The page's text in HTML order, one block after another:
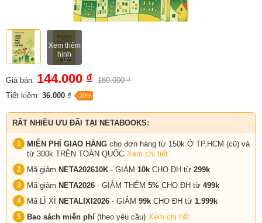
Xem thêm
hình
Giá bán: 144.000 ₫ 180.000 ₫
Tiết kiệm: 36.000 ₫ -20%
RẤT NHIỀU ƯU ĐÃI TẠI NETABOOKS:
MIỄN PHÍ GIAO HÀNG cho đơn hàng từ 150k Ở TP.HCM (cũ) và
từ 300k TRÊN TOÀN QUỐC Xem chi tiết
Mã giảm NETA202610K - GIẢM 10k CHO ĐH từ 299k
Mã giảm NETA2026 - GIẢM THÊM 5% CHO ĐH từ 499k
Mã LÌ XÌ NETALIXI2026 - GIẢM 99k CHO ĐH từ 1.999k
Bao sách miễn phí (theo yêu cầu) Xem chi tiết